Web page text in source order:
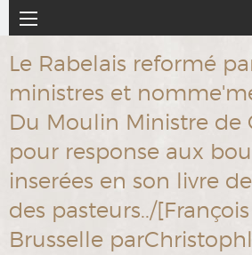
al
contenido
principal
Navegación
principal
Le Rabelais reformé
ministres et
Du Moulin Ministre de
pour response aux
inserées en son livre
des pasteurs../
Brusselle